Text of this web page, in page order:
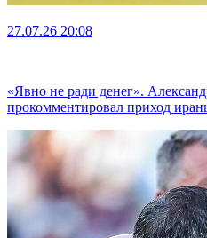
27.07.26 20:08
«Явно не ради денег».
прокомментировал приход